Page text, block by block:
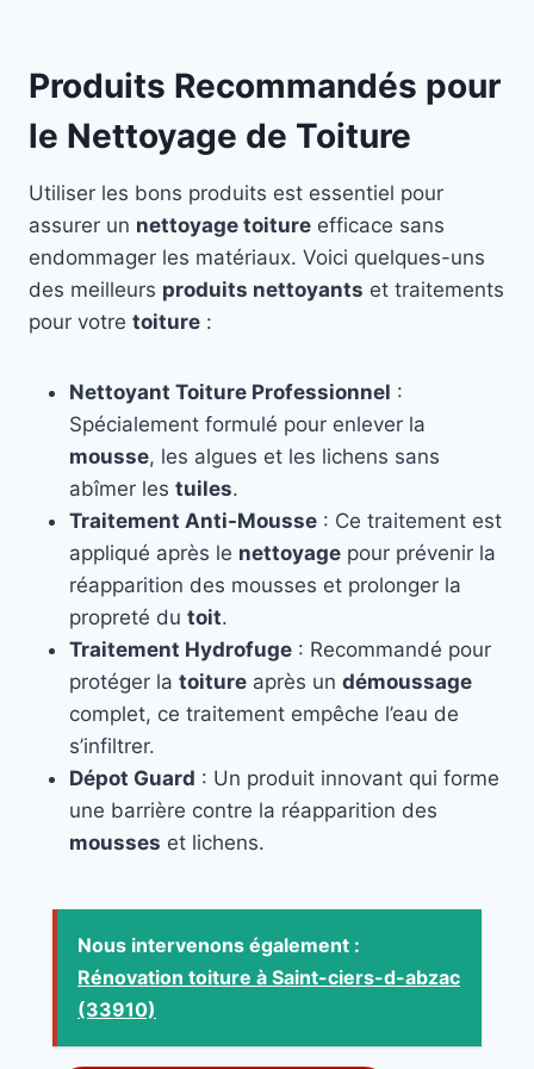
Produits Recommandés pour
le Nettoyage de Toiture
Utiliser les bons produits est essentiel pour
assurer un nettoyage toiture efficace sans
endommager les matériaux. Voici quelques-uns
des meilleurs produits nettoyants et traitements
pour votre toiture :
Nettoyant Toiture Professionnel :
Spécialement formulé pour enlever la
mousse, les algues et les lichens sans
abîmer les tuiles.
Traitement Anti-Mousse : Ce traitement est
appliqué après le nettoyage pour prévenir la
réapparition des mousses et prolonger la
propreté du toit.
Traitement Hydrofuge : Recommandé pour
protéger la toiture après un démoussage
complet, ce traitement empêche l’eau de
s’infiltrer.
Dépot Guard : Un produit innovant qui forme
une barrière contre la réapparition des
mousses et lichens.
Nous intervenons également :
Rénovation toiture à Saint-ciers-d-abzac
(33910)